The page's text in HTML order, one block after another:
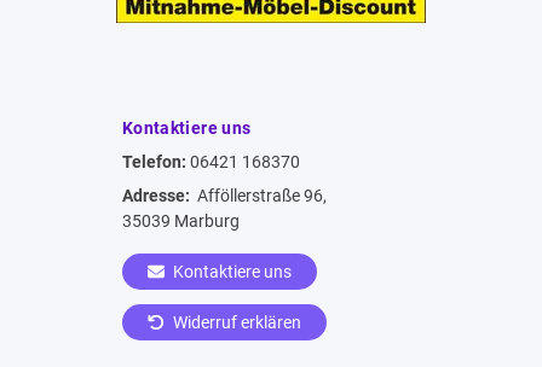
Kontaktiere uns
Telefon: 06421 168370
Adresse: Afföllerstraße 96,
35039 Marburg
Kontaktiere uns
Widerruf erklären